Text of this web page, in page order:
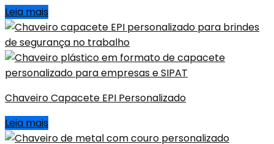
Leia mais
Chaveiro Capacete EPI Personalizado
Leia mais